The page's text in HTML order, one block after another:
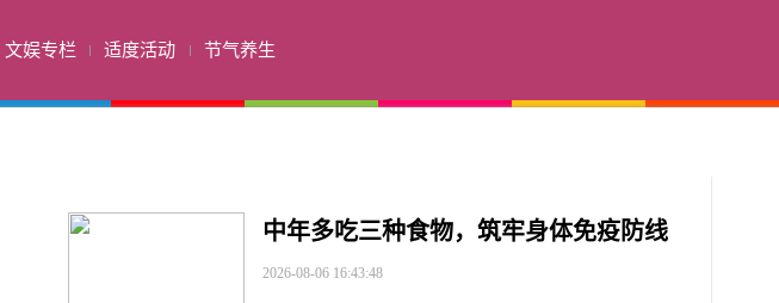
文娱专栏 适度活动 节气养生
中年多吃三种食物，筑牢身体免疫防线
2026-08-06 16:43:48